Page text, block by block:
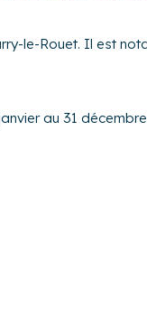
le-Rouet. Il est
au 31